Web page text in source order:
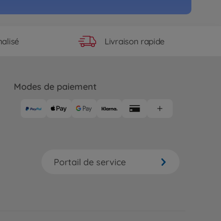
disponible
disponible
Livraison rapide
Modes de paiement
Portail de service